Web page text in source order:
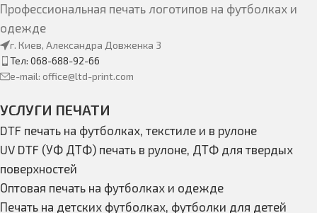
Профессиональная печать логотипов на футболках и
одежде
г. Киев, Александра Довженка 3
Тел: 068-688-92-66
e-mail: office@ltd-print.com
УСЛУГИ ПЕЧАТИ
DTF печать на футболках, текстиле и в рулоне
UV DTF (УФ ДТФ) печать в рулоне, ДТФ для твердых
поверхностей
Оптовая печать на футболках и одежде
Печать на детских футболках, футболки для детей